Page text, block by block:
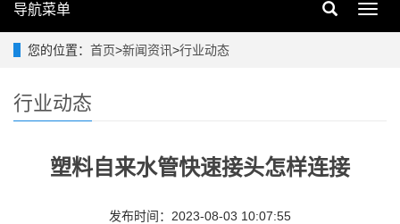
导航菜单
您的位置： 首页>新闻资讯>行业动态
行业动态
塑料自来水管快速接头怎样连接
发布时间：2023-08-03 10:07:55